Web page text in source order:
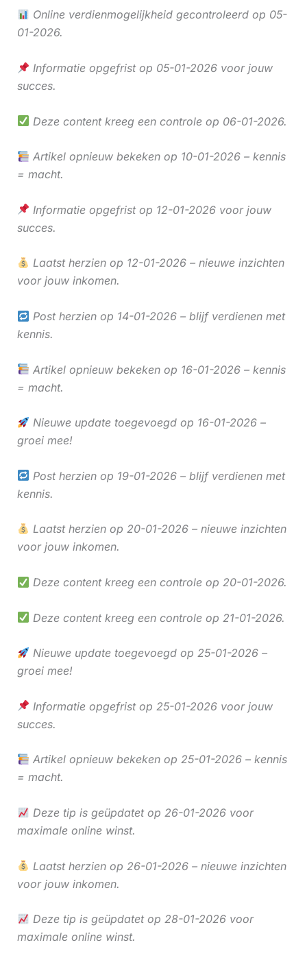
Online verdienmogelijkheid gecontroleerd op 05-
01-2026.
Informatie opgefrist op 05-01-2026 voor jouw
succes.
Deze content kreeg een controle op 06-01-2026.
Artikel opnieuw bekeken op 10-01-2026 – kennis
= macht.
Informatie opgefrist op 12-01-2026 voor jouw
succes.
Laatst herzien op 12-01-2026 – nieuwe inzichten
voor jouw inkomen.
Post herzien op 14-01-2026 – blijf verdienen met
kennis.
Artikel opnieuw bekeken op 16-01-2026 – kennis
= macht.
Nieuwe update toegevoegd op 16-01-2026 –
groei mee!
Post herzien op 19-01-2026 – blijf verdienen met
kennis.
Laatst herzien op 20-01-2026 – nieuwe inzichten
voor jouw inkomen.
Deze content kreeg een controle op 20-01-2026.
Deze content kreeg een controle op 21-01-2026.
Nieuwe update toegevoegd op 25-01-2026 –
groei mee!
Informatie opgefrist op 25-01-2026 voor jouw
succes.
Artikel opnieuw bekeken op 25-01-2026 – kennis
= macht.
Deze tip is geüpdatet op 26-01-2026 voor
maximale online winst.
Laatst herzien op 26-01-2026 – nieuwe inzichten
voor jouw inkomen.
Deze tip is geüpdatet op 28-01-2026 voor
maximale online winst.